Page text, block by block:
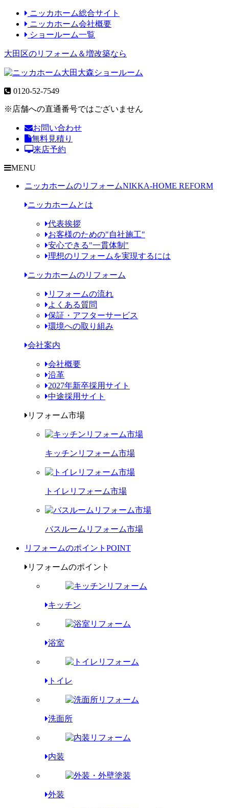
ニッカホーム総合サイト
ニッカホーム会社概要
ショールーム一覧
大田区のリフォーム＆増改築なら
0120-52-7549
※店舗への直通番号ではございません
お問い合わせ
無料見積り
来店予約
MENU
ニッカホームのリフォームNIKKA-HOME REFORM
ニッカホームとは
代表挨拶
お客様のための"自社施工"
安心できる"一貫体制"
理想のリフォームを実現するには
ニッカホームのリフォーム
リフォームの流れ
よくある質問
保証・アフターサービス
環境への取り組み
会社案内
会社概要
沿革
2027年新卒採用サイト
中途採用サイト
リフォーム市場
キッチンリフォーム市場
トイレリフォーム市場
バスルームリフォーム市場
リフォームのポイント POINT
リフォームのポイント
キッチン
浴室
トイレ
洗面所
内装
外装